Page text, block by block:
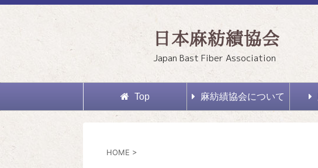
日本麻紡績協会
Japan Bast Fiber Association
Top 麻紡績協会について
HOME >